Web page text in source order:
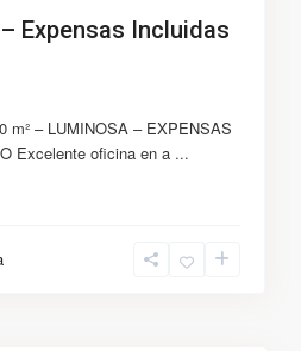
Expensas Incluidas
m² – LUMINOSA – EXPENSAS
Excelente oficina en a ...